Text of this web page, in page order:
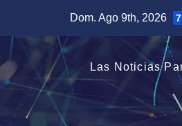
contenido
Dom. Ago 9th, 2026
Las Noticias